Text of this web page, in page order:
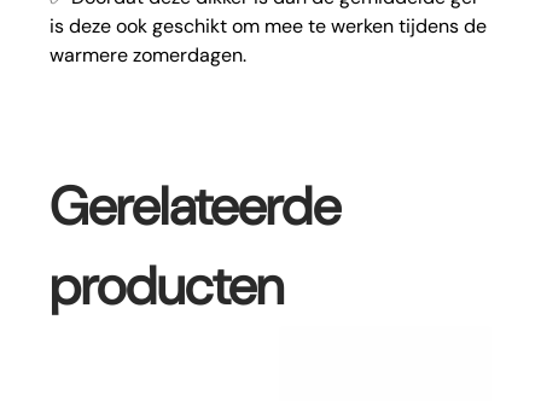
is deze ook geschikt om mee te werken tijdens de
warmere zomerdagen.
Gerelateerde
producten